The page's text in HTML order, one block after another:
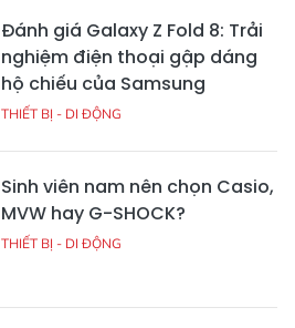
Đánh giá Galaxy Z Fold 8: Trải
nghiệm điện thoại gập dáng
hộ chiếu của Samsung
THIẾT BỊ - DI ĐỘNG
Sinh viên nam nên chọn Casio,
MVW hay G-SHOCK?
THIẾT BỊ - DI ĐỘNG